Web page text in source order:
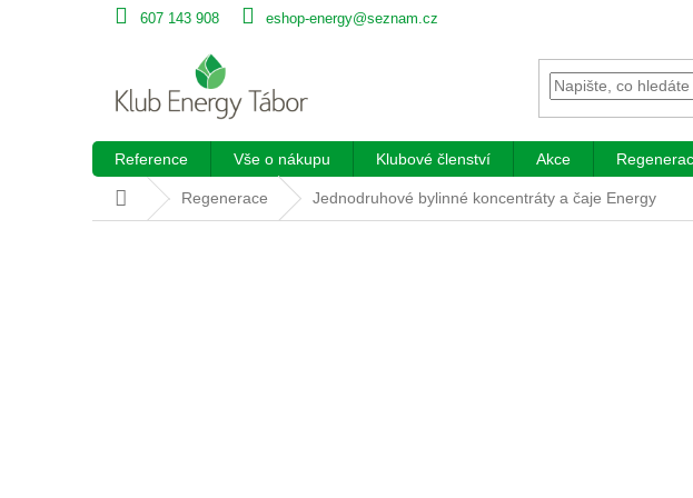
607 143 908 eshop-energy@seznam.cz
Reference Vše o nákupu Klubové členství Akce
Domů Regenerace Jednodruhové bylinné koncentráty a čaje Energy